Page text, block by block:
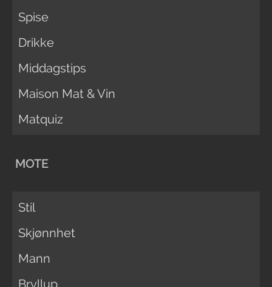
Spise
Drikke
Middagstips
Maison Mat & Vin
Matquiz
MOTE
Stil
Skjønnhet
Mann